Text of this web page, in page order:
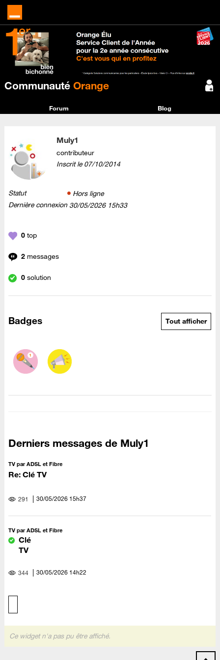
Communauté Orange
Forum Blog
Muly1
contributeur
Inscrit le‎07/10/2014
Statut
Hors ligne
Dernière connexion ‎30/05/2026 15h33
0 top
2 messages
0 solution
Badges Tout afficher
Derniers messages de Muly1
TV par ADSL et Fibre
Re: Clé TV
291 ‎30/05/2026 15h37
TV par ADSL et Fibre
Clé
TV
344 ‎30/05/2026 14h22
Ce widget n'a pas pu être affiché.